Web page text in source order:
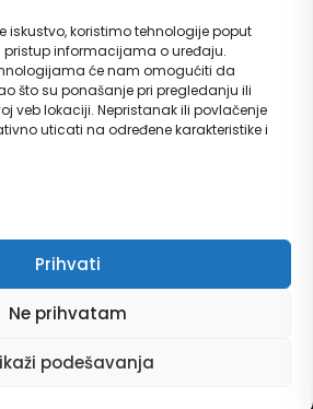
iskustvo, koristimo tehnologije poput
informacijama o uređaju.
će nam omogućiti da
što su ponašanje pri pregledanju ili
veb lokaciji. Nepristanak ili povlačenje
uticati na određene karakteristike i
Prihvati
Ne prihvatam
podešavanja
Multimedia d.o.o. Tuzla